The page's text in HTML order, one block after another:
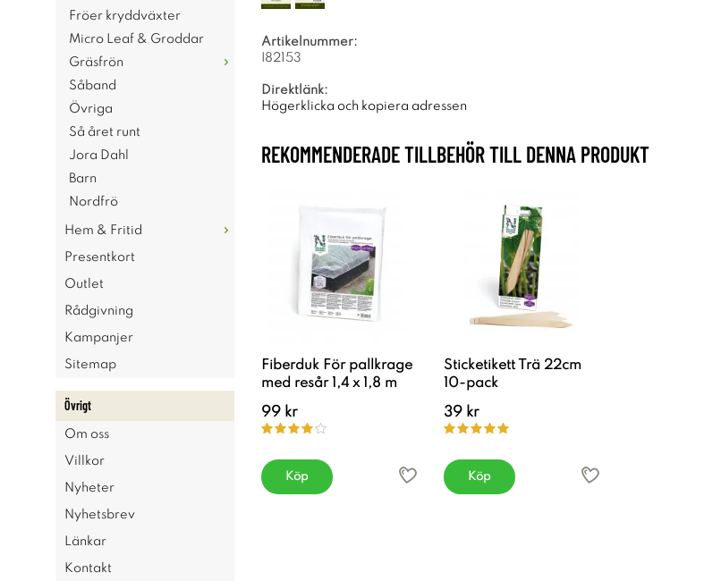
Fröer kryddväxter
Micro Leaf & Groddar
Gräsfrön
Såband
Övriga
Så året runt
Jora Dahl
Barn
Nordfrö
Hem & Fritid
Presentkort
Outlet
Rådgivning
Kampanjer
Sitemap
Övrigt
Om oss
Villkor
Nyheter
Nyhetsbrev
Länkar
Kontakt
Artikelnummer:
I82153
Direktlänk:
Högerklicka och kopiera adressen
REKOMMENDERADE TILLBEHÖR TILL DENNA PRODUKT
Fiberduk För pallkrage
med resår 1,4 x 1,8 m
99 kr
Köp
Sticketikett Trä 22cm
10-pack
39 kr
Köp